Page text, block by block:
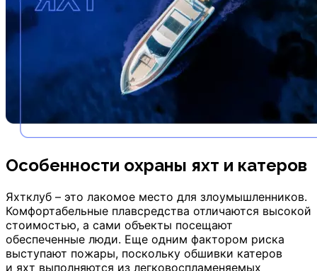
Особенности охраны яхт и катеров
Яхтклуб – это лакомое место для злоумышленников.
Комфортабельные плавсредства отличаются высокой
стоимостью, а сами объекты посещают
обеспеченные люди. Еще одним фактором риска
выступают пожары, поскольку обшивки катеров
и яхт выполняются из легковоспламеняемых